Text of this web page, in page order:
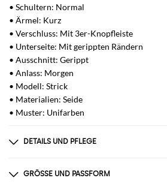
• Schultern: Normal
• Ärmel: Kurz
• Verschluss: Mit 3er-Knopfleiste
• Unterseite: Mit gerippten Rändern
• Ausschnitt: Gerippt
• Anlass: Morgen
• Modell: Strick
• Materialien: Seide
• Muster: Unifarben
DETAILS UND PFLEGE
Silk | Main fabric: 100% silk; Decoration: 79
GRÖSSE UND PASSFORM